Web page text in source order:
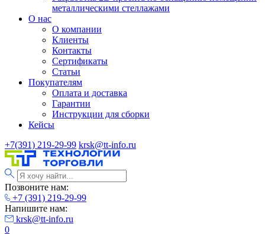
металлическими стеллажами
О нас
О компании
Клиенты
Контакты
Сертификаты
Статьи
Покупателям
Оплата и доставка
Гарантии
Инструкции для сборки
Кейсы
+7(391) 219-29-99 krsk@tt-info.ru
Позвоните нам:
+7 (391) 219-29-99
Напишите нам:
krsk@tt-info.ru
0